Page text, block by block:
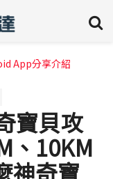
App分享介紹
寶貝攻
、10KM
神奇寶